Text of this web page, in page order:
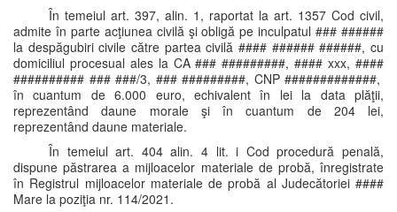
În temeiul art. 397, alin. 1, raportat la art. 1357 Cod civil,
admite în parte acţiunea civilă şi obligă pe inculpatul ### ######
la despăgubiri civile către partea civilă #### ###### ######, cu
domiciliul procesual ales la CA ### #########, #### xxx, ####
########## ### ###/3, ### #########, CNP #############,
în cuantum de 6.000 euro, echivalent în lei la data plăţii,
reprezentând daune morale şi în cuantum de 204 lei,
reprezentând daune materiale.
În temeiul art. 404 alin. 4 lit. i Cod procedură penală,
dispune păstrarea a mijloacelor materiale de probă, înregistrate
în Registrul mijloacelor materiale de probă al Judecătoriei ####
Mare la poziţia nr. 114/2021.